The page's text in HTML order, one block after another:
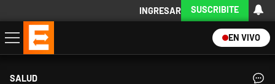
INGRESAR SUSCRIBITE
EN VIVO
Economía
Política
Internacional
Actualidad
Descargá la App
SALUD